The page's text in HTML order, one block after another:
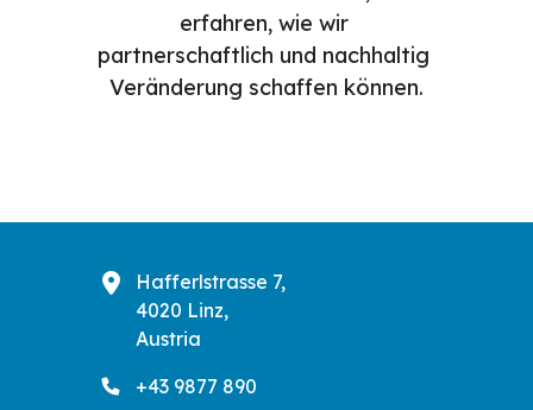
erfahren, wie wir
partnerschaftlich und nachhaltig
Veränderung schaffen können.
Hafferlstrasse 7,
4020 Linz,
Austria
+43 9877 890